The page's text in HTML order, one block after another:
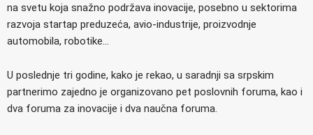
na svetu koja snažno podržava inovacije, posebno u sektorima
razvoja startap preduzeća, avio-industrije, proizvodnje
automobila, robotike…
U poslednje tri godine, kako je rekao, u saradnji sa srpskim
partnerimo zajedno je organizovano pet poslovnih foruma, kao i
dva foruma za inovacije i dva naučna foruma.